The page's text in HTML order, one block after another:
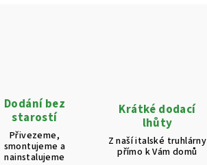
Dodání bez
starostí
Přivezeme,
smontujeme a
nainstalujeme
Krátké dodací
lhůty
Z naší italské truhlárny
přímo k Vám domů